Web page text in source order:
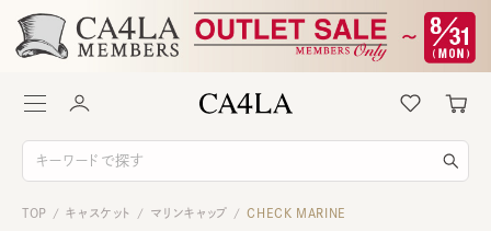
TOP / キャスケット / マリンキャップ / CHECK MARINE